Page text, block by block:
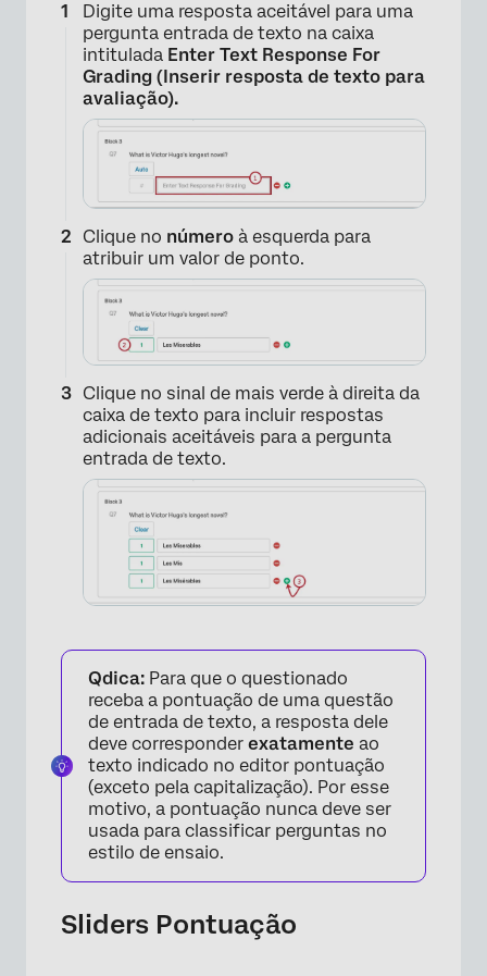
×
×
×
Digite uma resposta aceitável para uma
pergunta entrada de texto na caixa
intitulada Enter Text Response For
Grading (Inserir resposta de texto para
avaliação).
Clique no número à esquerda para
atribuir um valor de ponto.
Clique no sinal de mais verde à direita da
caixa de texto para incluir respostas
adicionais aceitáveis para a pergunta
entrada de texto.
Qdica: Para que o questionado
receba a pontuação de uma questão
de entrada de texto, a resposta dele
deve corresponder exatamente ao
texto indicado no editor pontuação
(exceto pela capitalização). Por esse
motivo, a pontuação nunca deve ser
usada para classificar perguntas no
estilo de ensaio.
Sliders Pontuação